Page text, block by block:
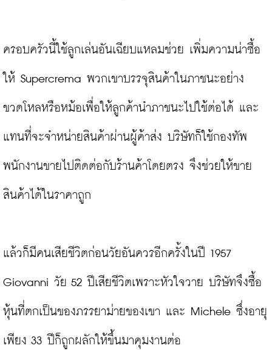
ครอบครัวนี้ใช้ลูกเล่นอันเฉียบแหลมช่วย เพิ่มความน่าซื้อ
ให้ Supercrema พวกเขาบรรจุสินค้าในภาชนะอย่าง
ขวดโหลหรือหม้อเพื่อให้ลูกค้านำภาชนะไปใช้ต่อได้ และ
แทนที่จะจำหน่ายสินค้าผ่านผู้ค้าส่ง บริษัทก็ใช้กองทัพ
พนักงานขายไปติดต่อกับร้านค้าโดยตรง จึงช่วยให้ขาย
สินค้าได้ในราคาถูก
แล้วก็มีคนเสียชีวิตก่อนวัยอันควรอีกครั้งในปี 1957
Giovanni วัย 52 ปีเสียชีวิตเพราะหัวใจวาย บริษัทจึงซื้อ
หุ้นที่ตกเป็นของภรรยาม่ายของเขา และ Michele ซึ่งอายุ
เพียง 33 ปีก็ถูกผลักให้ขึ้นมาคุมงานต่อ